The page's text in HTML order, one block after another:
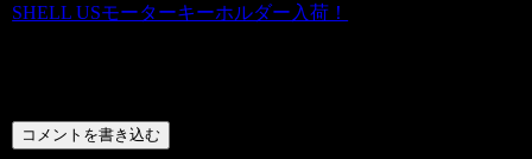
SHELL USモーターキーホルダー入荷！
コメントを書き込む